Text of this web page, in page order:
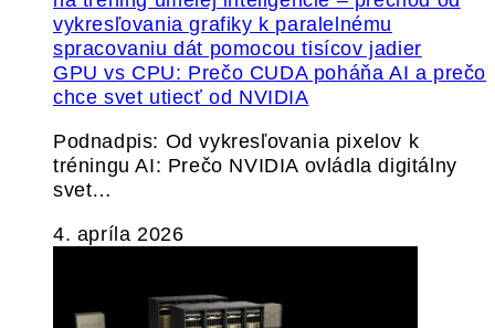
GPU vs CPU: Prečo CUDA poháňa AI a prečo
chce svet utiecť od NVIDIA
Podnadpis: Od vykresľovania pixelov k
tréningu AI: Prečo NVIDIA ovládla digitálny
svet…
4. apríla 2026